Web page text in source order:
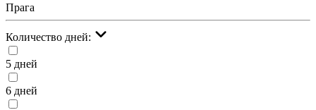
Прага
Количество дней:
5 дней
6 дней